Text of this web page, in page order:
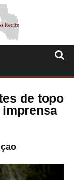
de topo
imprensa